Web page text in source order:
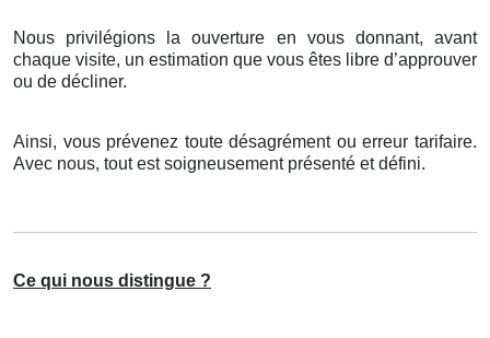
Nous privilégions la ouverture en vous donnant, avant
chaque visite, un estimation que vous êtes libre d’approuver
ou de décliner.
Ainsi, vous prévenez toute désagrément ou erreur tarifaire.
Avec nous, tout est soigneusement présenté et défini.
Ce qui nous distingue ?